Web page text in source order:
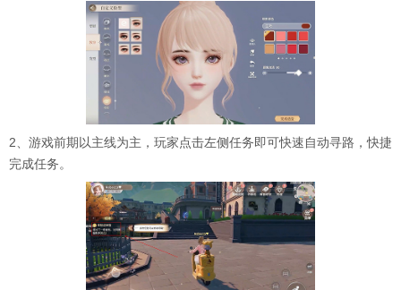
2、游戏前期以主线为主，玩家点击左侧任务即可快速自动寻路，快捷
完成任务。